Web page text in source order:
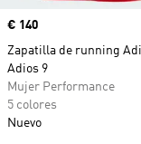
Precio
€ 140
Zapatilla de running
Adios 9
Mujer Performance
5 colores
Nuevo